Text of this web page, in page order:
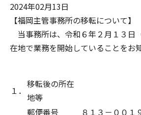
2024年02月13日
【福岡主管事務所の移転について】
当事務所は、令和６年２月１３日
在地で業務を開始していることをお
１．
移転後の所在
地等
郵便番号
８１３－００１